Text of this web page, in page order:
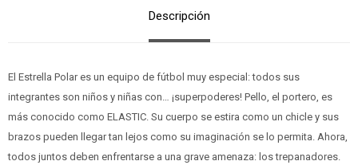
Descripción
El Estrella Polar es un equipo de fútbol muy especial: todos sus
integrantes son niños y niñas con… ¡superpoderes! Pello, el portero, es
más conocido como ELASTIC. Su cuerpo se estira como un chicle y sus
brazos pueden llegar tan lejos como su imaginación se lo permita. Ahora,
todos juntos deben enfrentarse a una grave amenaza: los trepanadores.